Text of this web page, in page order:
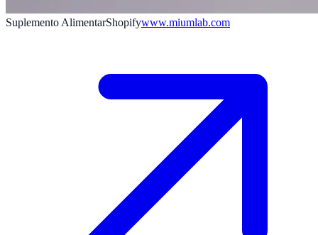
Suplemento AlimentarShopifywww.miumlab.com